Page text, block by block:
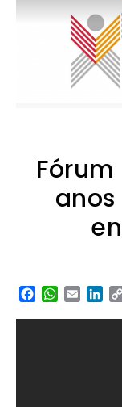
anos
FacebookEmail